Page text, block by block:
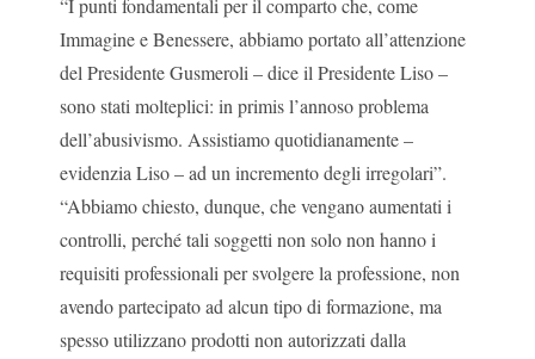
“I punti fondamentali per il comparto che, come
Immagine e Benessere, abbiamo portato all’attenzione
del Presidente Gusmeroli – dice il Presidente Liso –
sono stati molteplici: in primis l’annoso problema
dell’abusivismo. Assistiamo quotidianamente –
evidenzia Liso – ad un incremento degli irregolari”.
“Abbiamo chiesto, dunque, che vengano aumentati i
controlli, perché tali soggetti non solo non hanno i
requisiti professionali per svolgere la professione, non
avendo partecipato ad alcun tipo di formazione, ma
spesso utilizzano prodotti non autorizzati dalla